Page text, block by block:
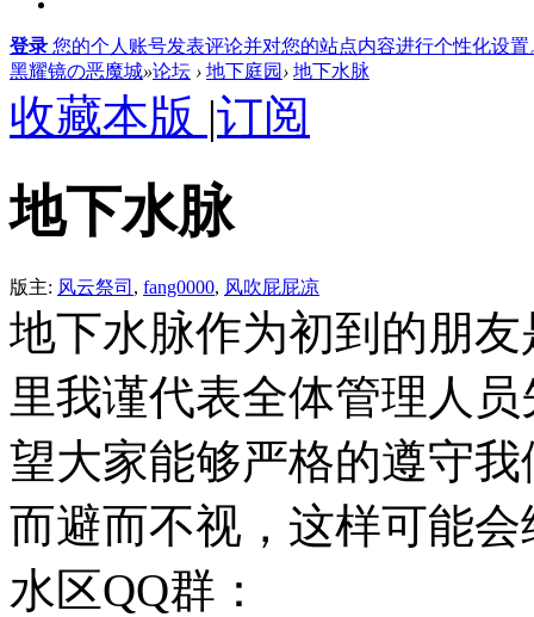
登录 您的个人账号发表评论并对您的站点内容进行个性化设置
黑耀镜の恶魔城»论坛 › 地下庭园 › 地下水脉
收藏本版 |订阅
地下水脉
版主: 风云祭司 , fang0000, 风吹屁屁凉
地下水脉作为初到的朋
里我谨代表全体管理人
望大家能够严格的遵守
而避而不视，这样可能
水区QQ群：